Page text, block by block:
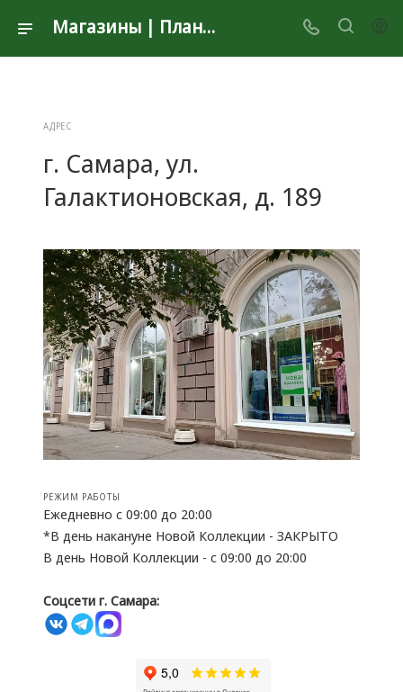
Магазины | Планета Секонд Хенд
АДРЕС
г. Самара, ул.
Галактионовская, д. 189
РЕЖИМ РАБОТЫ
Ежедневно с 09:00 до 20:00
*В день накануне Новой Коллекции - ЗАКРЫТО
В день Новой Коллекции - с 09:00 до 20:00
Соцсети г. Самара: